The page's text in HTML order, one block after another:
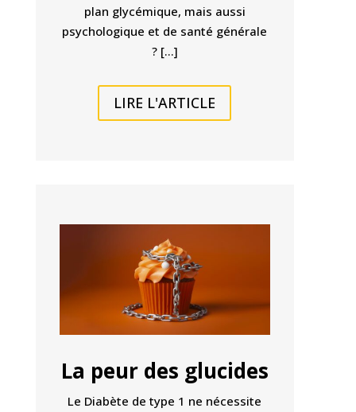
plan glycémique, mais aussi
psychologique et de santé générale
? […]
LIRE L'ARTICLE
La peur des glucides
Le Diabète de type 1 ne nécessite